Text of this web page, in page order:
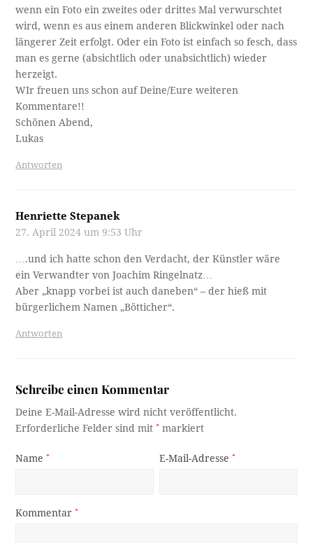
wenn ein Foto ein zweites oder drittes Mal verwurschtet
wird, wenn es aus einem anderen Blickwinkel oder nach
längerer Zeit erfolgt. Oder ein Foto ist einfach so fesch, dass
man es gerne (absichtlich oder unabsichtlich) wieder
herzeigt.
WIr freuen uns schon auf Deine/Eure weiteren
Kommentare!!
Schönen Abend,
Lukas
Antworten
Henriette Stepanek
27. April 2024 um 9:53 Uhr
….und ich hatte schon den Verdacht, der Künstler wäre
ein Verwandter von Joachim Ringelnatz…
Aber „knapp vorbei ist auch daneben“ – der hieß mit
bürgerlichem Namen „Bötticher“.
Antworten
Schreibe einen Kommentar
Deine E-Mail-Adresse wird nicht veröffentlicht.
Erforderliche Felder sind mit* markiert
Name* E-Mail-Adresse*
Kommentar*